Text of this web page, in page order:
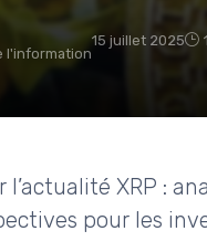
l'information
15 juillet 2025
l’actualité XRP :
pour les